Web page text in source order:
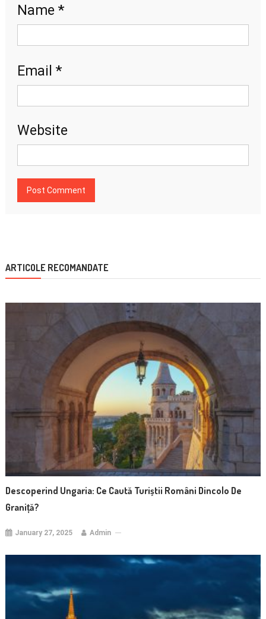
Name *
Email *
Website
ARTICOLE RECOMANDATE
Descoperind Ungaria: Ce Caută Turiștii Români Dincolo De
Graniță?
January 27, 2025 Admin